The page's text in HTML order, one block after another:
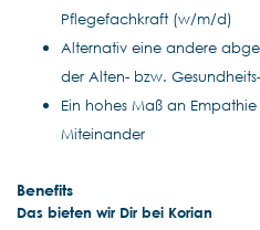
Pflegefachkraft (w/m/d)
Alternativ eine andere
der Alten- bzw.
Ein hohes Maß an
Miteinander
Benefits
Das bieten wir Dir bei Korian